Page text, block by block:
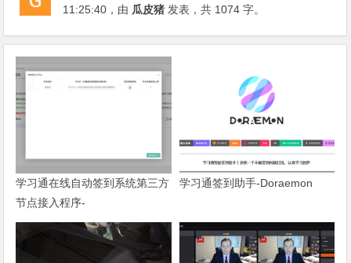
11:25:40 ，由 瓜皮猪 发表，共 1074 字。
学习通在线自动签到系统第三方
节点接入程序-
ChaoXing_node_signin
学习通签到助手-Doraemon